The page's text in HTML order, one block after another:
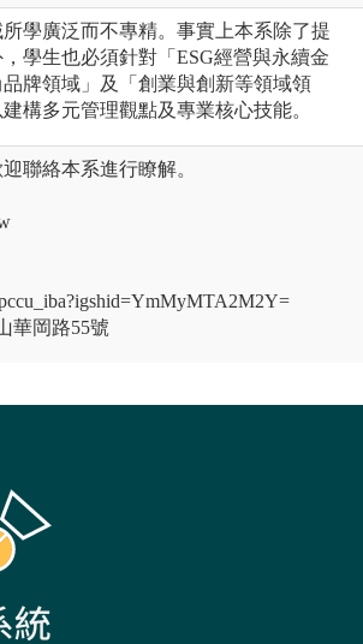
學廣泛而不專精。事實上本系除了提
學生也必須針對「ESG經營與永續金
牌領域」及「創業與創新等領域領
構多元管理觀點及專業核心技能。
聯絡本系進行瞭解。
華岡路55號